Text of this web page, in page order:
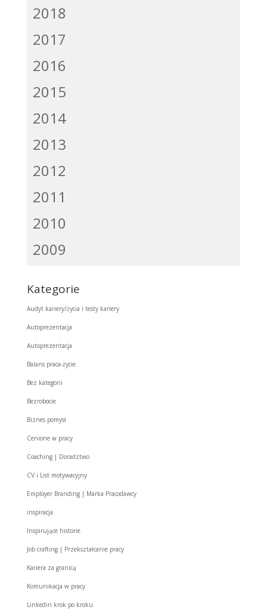
2018
2017
2016
2015
2014
2013
2012
2011
2010
2009
Kategorie
Audyt kariery/życia i testy kariery
Autoprezentacja
Autoprezentacja
Balans praca-życie
Bez kategorii
Bezrobocie
Biznes pomysł
Cenione w pracy
Coaching | Doradztwo
CV i List motywacyjny
Employer Branding | Marka Pracodawcy
inspiracja
Inspirujące historie
Job crafting | Przekształcanie pracy
Kariera za granicą
Komunikacja w pracy
Linkedin krok po kroku